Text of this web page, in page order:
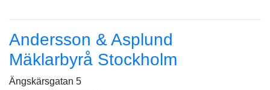
Andersson & Asplund
Mäklarbyrå Stockholm
Ängskärsgatan 5